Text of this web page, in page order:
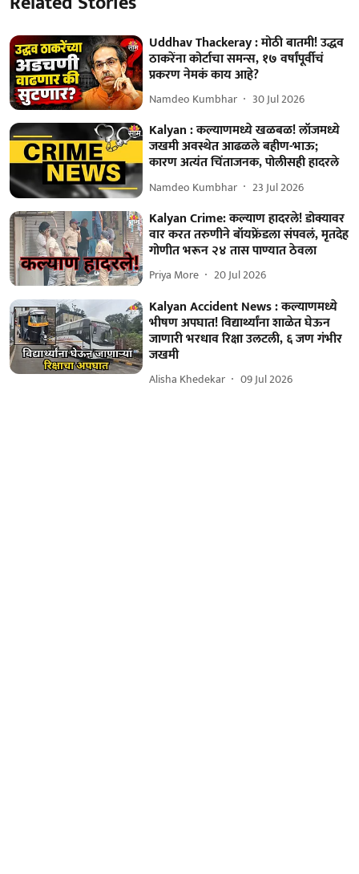
Uddhav Thackeray : मोठी बातमी! उद्धव
ठाकरेंना कोर्टाचा समन्स, १७ वर्षांपूर्वीचं
प्रकरण नेमकं काय आहे?
Namdeo Kumbhar 30 Jul 2026
Kalyan : कल्याणमध्ये खळबळ! लॉजमध्ये
जखमी अवस्थेत आढळले बहीण-भाऊ;
कारण अत्यंत चिंताजनक, पोलीसही हादरले
Namdeo Kumbhar 23 Jul 2026
Kalyan Crime: कल्याण हादरले! डोक्यावर
वार करत तरुणीने बॉयफ्रेंडला संपवलं, मृतदेह
गोणीत भरून २४ तास पाण्यात ठेवला
Priya More 20 Jul 2026
Kalyan Accident News : कल्याणमध्ये
भीषण अपघात! विद्यार्थ्यांना शाळेत घेऊन
जाणारी भरधाव रिक्षा उलटली, ६ जण गंभीर
जखमी
Alisha Khedekar 09 Jul 2026